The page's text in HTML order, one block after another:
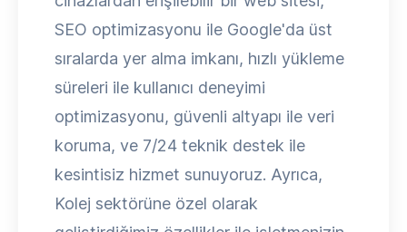
SEO optimizasyonu ile Google'da üst
sıralarda yer alma imkanı, hızlı yükleme
süreleri ile kullanıcı deneyimi
optimizasyonu, güvenli altyapı ile veri
koruma, ve 7/24 teknik destek ile
kesintisiz hizmet sunuyoruz. Ayrıca,
Kolej sektörüne özel olarak